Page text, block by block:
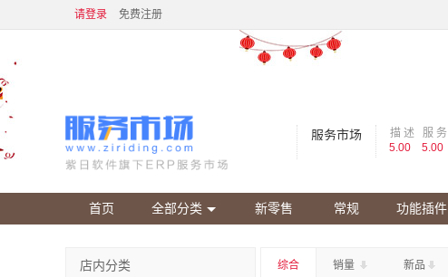
请登录 免费注册
服务市场
描 述
5.00
服 务
5.00
首页 全部分类 新零售 常规 功能插件
店内分类 综合 销量 新品